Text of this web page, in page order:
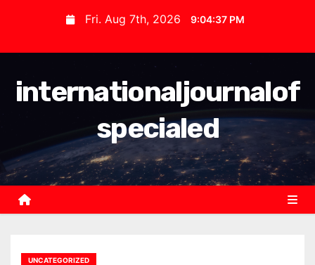
t
Fri. Aug 7th, 2026 9:04:38 PM
internationaljournalof
specialed
UNCATEGORIZED